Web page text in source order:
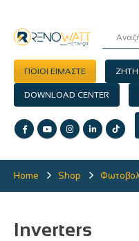
ΠΟΙΟΙ ΕΙΜΑΣΤΕ
DOWNLOAD CENTER
Home Shop
Inverters